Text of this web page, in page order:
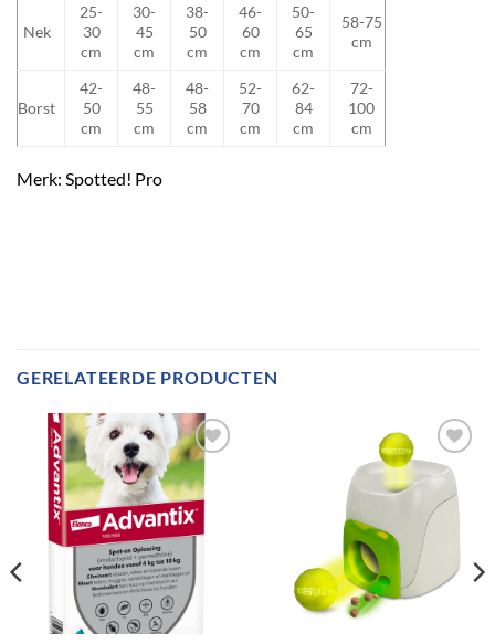
Nek
25-
30
cm
30-
45
cm
38-
50
cm
46-
60
cm
50-
65
cm
58-75
cm
Borst
42-
50
cm
48-
55
cm
48-
58
cm
52-
70
cm
62-
84
cm
72-
100
cm
Merk: Spotted! Pro
GERELATEERDE PRODUCTEN
Toevoegen
aan
verlanglijst
Toevoegen
verlanglijst